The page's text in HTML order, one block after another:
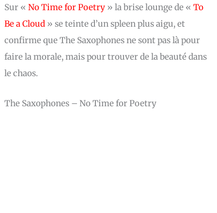
Sur «No Time for Poetry » la brise lounge de «To
Be a Cloud » se teinte d’un spleen plus aigu, et
confirme que The Saxophones ne sont pas là pour
faire la morale, mais pour trouver de la beauté dans
le chaos.
The Saxophones – No Time for Poetry